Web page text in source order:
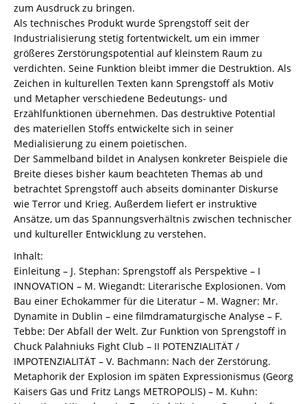
zum Ausdruck zu bringen.
Als technisches Produkt wurde Sprengstoff seit der
Industrialisierung stetig fortentwickelt, um ein immer
größeres Zerstörungspotential auf kleinstem Raum zu
verdichten. Seine Funktion bleibt immer die Destruktion. Als
Zeichen in kulturellen Texten kann Sprengstoff als Motiv
und Metapher verschiedene Bedeutungs- und
Erzählfunktionen übernehmen. Das destruktive Potential
des materiellen Stoffs entwickelte sich in seiner
Medialisierung zu einem poietischen.
Der Sammelband bildet in Analysen konkreter Beispiele die
Breite dieses bisher kaum beachteten Themas ab und
betrachtet Sprengstoff auch abseits dominanter Diskurse
wie Terror und Krieg. Außerdem liefert er instruktive
Ansätze, um das Spannungsverhältnis zwischen technischer
und kultureller Entwicklung zu verstehen.
Inhalt:
Einleitung – J. Stephan: Sprengstoff als Perspektive – I
INNOVATION – M. Wiegandt: Literarische Explosionen. Vom
Bau einer Echokammer für die Literatur – M. Wagner: Mr.
Dynamite in Dublin – eine filmdramaturgische Analyse – F.
Tebbe: Der Abfall der Welt. Zur Funktion von Sprengstoff in
Chuck Palahniuks Fight Club – II POTENZIALITÄT /
IMPOTENZIALITÄT – V. Bachmann: Nach der Zerstörung.
Metaphorik der Explosion im späten Expressionismus (Georg
Kaisers Gas und Fritz Langs METROPOLIS) – M. Kuhn: